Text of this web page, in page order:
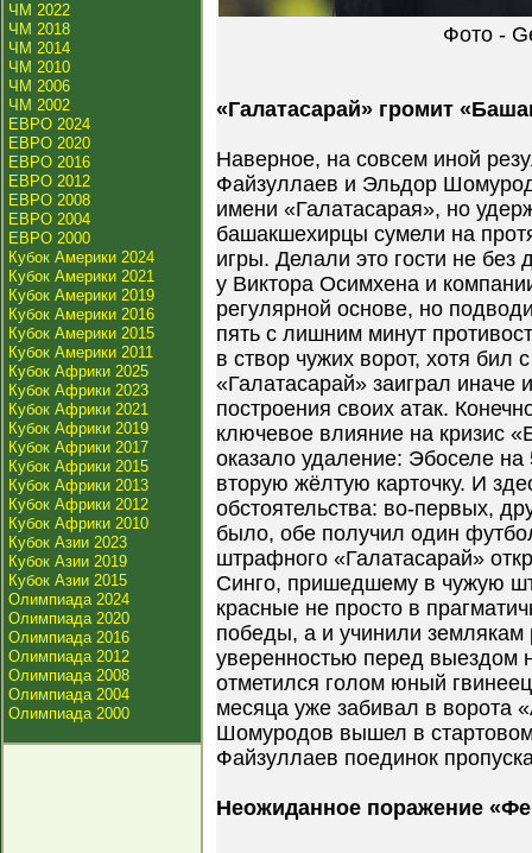
ЧМ 2022
ЧМ 2018
ЧМ 2014
ЧМ 2010
ЧМ 2006
ЧМ 2002
ЕВРО 2024
ЕВРО 2020
ЕВРО 2016
ЕВРО 2012
ЕВРО 2008
ЕВРО 2004
ЕВРО 2000
Кубок Америки 2024
Кубок Америки 2021
Кубок Америки 2019
Кубок Америки 2016
Кубок Америки 2015
Кубок Америки 2011
Кубок Африки 2025
Кубок Африки 2023
Кубок Африки 2021
Кубок Африки 2019
Кубок Африки 2017
Кубок Африки 2015
Кубок Африки 2013
Кубок Африки 2012
Кубок Африки 2010
Кубок Азии 2023
Кубок Азии 2019
Кубок Азии 2015
Олимпиада 2024
Олимпиада 2020
Олимпиада 2016
Олимпиада 2012
Олимпиада 2008
Олимпиада 2004
Олимпиада 2000
Фото -
«Галатасарай» громит
Наверное, на совсем иной
Файзуллаев и Эльдор
имени «Галатасарая», но
башакшехирцы сумели на
игры. Делали это гости не без
у Виктора Осимхена и
регулярной основе, но
пять с лишним минут
в створ чужих ворот, хотя бил
«Галатасарай» заиграл иначе
построения своих атак.
ключевое влияние на кризис
оказало удаление: Эбоселе
вторую жёлтую карточку. И
обстоятельства: во-первых,
было, обе получил один
штрафного «Галатасарай»
Синго, пришедшему в чужую
красные не просто в
победы, а и учинили землякам
уверенностью перед
отметился голом юный
месяца уже забивал в ворота
Шомуродов вышел в
Файзуллаев поединок
Неожиданное поражение